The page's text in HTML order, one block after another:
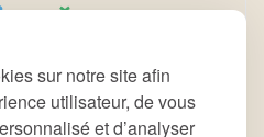
sur notre site afin
utilisateur, de vous
et d’analyser